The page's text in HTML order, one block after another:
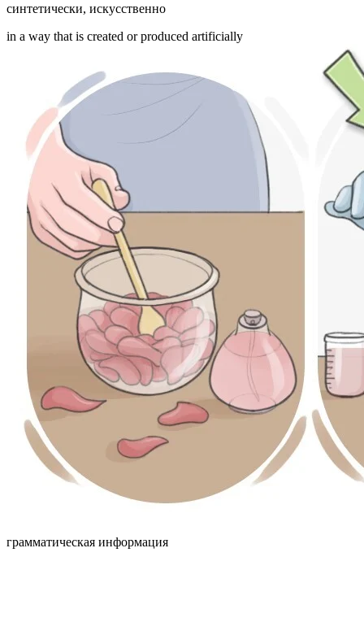
синтетически, искусственно
in a way that is created or produced artificially
грамматическая информация